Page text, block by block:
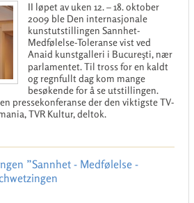
II løpet av uken 12. – 18. oktober
2009 ble Den internasjonale
kunstutstillingen Sannhet-
Medfølelse-Toleranse vist ved
Anaid kunstgalleri i Bucureşti, nær
parlamentet. Til tross for en kaldt
og regnfullt dag kom mange
besøkende for å se utstillingen.
pressekonferanse der den viktigste TV-
TVR Kultur, deltok.
”Sannhet - Medfølelse -